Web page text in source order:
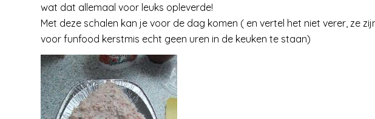
wat dat allemaal voor leuks opleverde!
Met deze schalen kan je voor de dag komen ( en vertel het niet verer, ze
voor funfood kerstmis echt geen uren in de keuken te staan)